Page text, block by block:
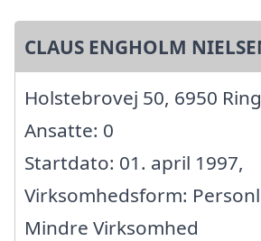
CLAUS ENGHOLM
Holstebrovej 50, 6950
Ansatte: 0
Startdato: 01. april 1997,
Virksomhedsform:
Mindre Virksomhed